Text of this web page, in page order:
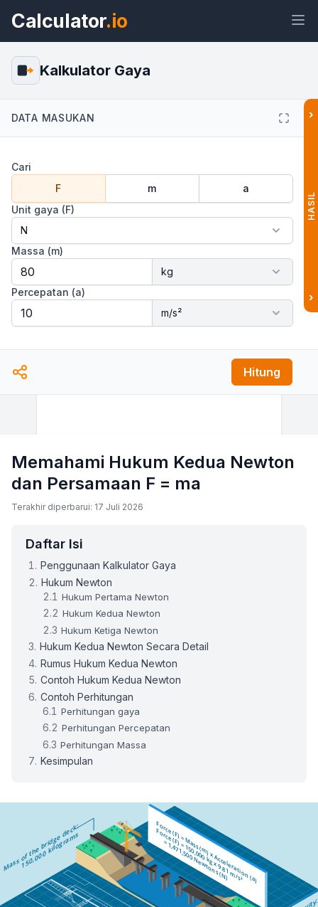
Calculator.io
Kalkulator Gaya
DATA MASUKAN
Cari
F
m
a
Unit gaya (F)
Massa (m)
Percepatan (a)
Hitung
›
HASIL
›
Memahami Hukum Kedua Newton
dan Persamaan F = ma
Terakhir diperbarui: 17 Juli 2026
Daftar Isi
Penggunaan Kalkulator Gaya
Hukum Newton
Hukum Pertama Newton
Hukum Kedua Newton
Hukum Ketiga Newton
Hukum Kedua Newton Secara Detail
Rumus Hukum Kedua Newton
Contoh Hukum Kedua Newton
Contoh Perhitungan
Perhitungan gaya
Perhitungan Percepatan
Perhitungan Massa
Kesimpulan